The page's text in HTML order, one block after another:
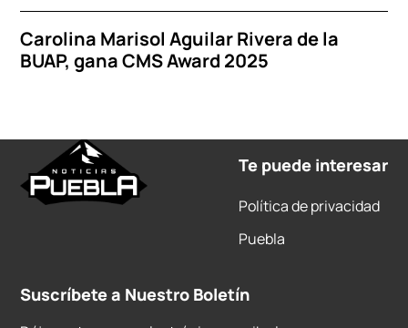
Carolina Marisol Aguilar Rivera de la
BUAP, gana CMS Award 2025
Te puede interesar
Política de privacidad
Puebla
Suscríbete a Nuestro Boletín